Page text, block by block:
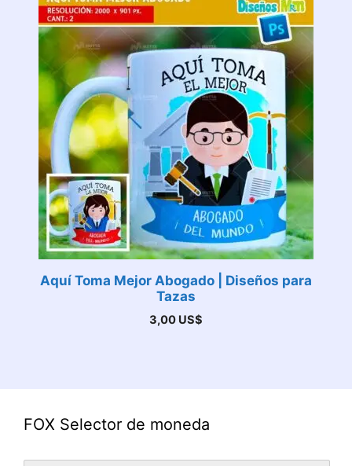
Aquí Toma Mejor Abogado | Diseños para
Tazas
3,00 US$
FOX Selector de moneda